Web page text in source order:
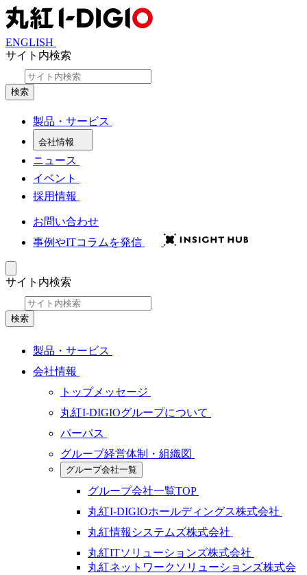
ENGLISH
サイト内検索
検索
製品・サービス
会社情報
ニュース
イベント
採用情報
お問い合わせ
事例やITコラムを発信
サイト内検索
検索
製品・サービス
会社情報
トップメッセージ
丸紅I-DIGIOグループについて
パーパス
グループ経営体制・組織図
グループ会社一覧
グループ会社一覧TOP
丸紅I-DIGIOホールディングス株式会社
丸紅情報システムズ株式会社
丸紅ITソリューションズ株式会社
丸紅ネットワークソリューションズ株式会